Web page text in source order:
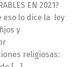
EN 2021?
eso lo dice la ley
y
religiosas: